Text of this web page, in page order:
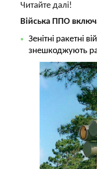
Читайте далі!
Війська ППО
Зенітні ракетні
знешкоджують